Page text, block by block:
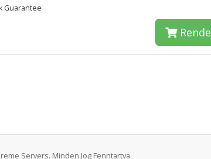
Guarantee
Servers. Minden Jog Fenntartva.